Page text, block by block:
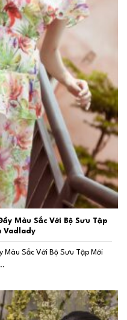
Màu Sắc Với Bộ Sưu Tập
Vadlady
Màu Sắc Với Bộ Sưu Tập Mới